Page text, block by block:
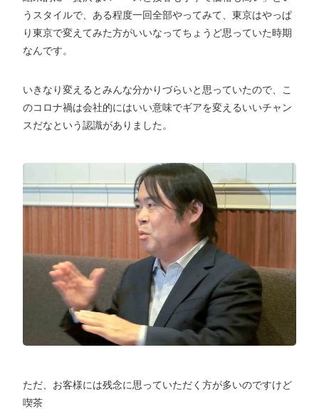
うスタイルで、ある程度一回全部やってみて、東京はやっぱ
り東京で変えてみた方がいいなってちょうど思っていた時期
なんです。
いきなり変えるとみんな分かりづらいと思っていたので、こ
のコロナ禍は会社的にはいい意味でギアを変えるいいチャン
スだなという認識がありました。
ただ、お客様には残念に思っていただく方が多いのですけど
喫茶